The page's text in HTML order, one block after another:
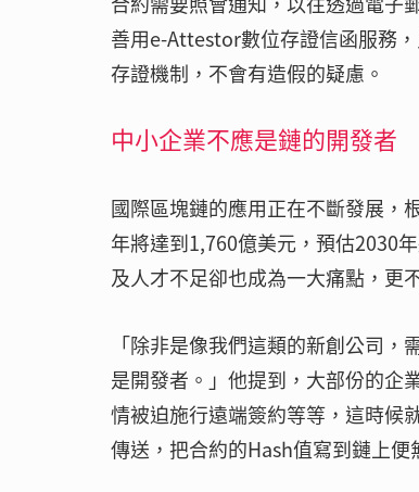
善用e-Attestor數位存證信函服務
存證機制，不會有造假的疑慮。
中小企業不應是鏈的開發者
國際區塊鏈的應用正在不斷發展，
年將達到1,760億美元，預估2030
及人才不足卻也成為一大痛點，更
「除非是像我們這類的新創公司
是開發者。」他提到，大部份的企
情被迫施行遠端簽約等等，這時候
傳送，把合約的Hash值寫到鏈上便